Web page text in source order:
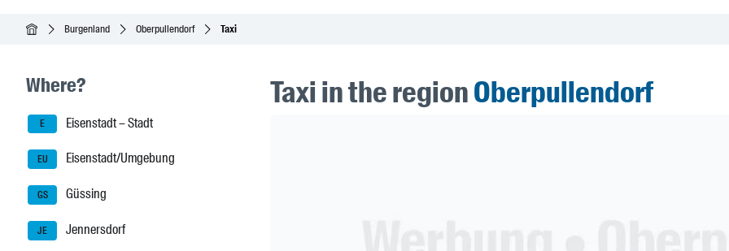
Inicio Burgenland Oberpullendorf Taxi
Seitenleisten-Navigation
Where?
E Eisenstadt – Stadt
EU Eisenstadt/Umgebung
GS Güssing
JE Jennersdorf
Taxi in the regionOberpullendorf